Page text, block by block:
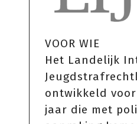
VOOR WIE
Het Landelijk
ontwikkeld voor
jaar die met